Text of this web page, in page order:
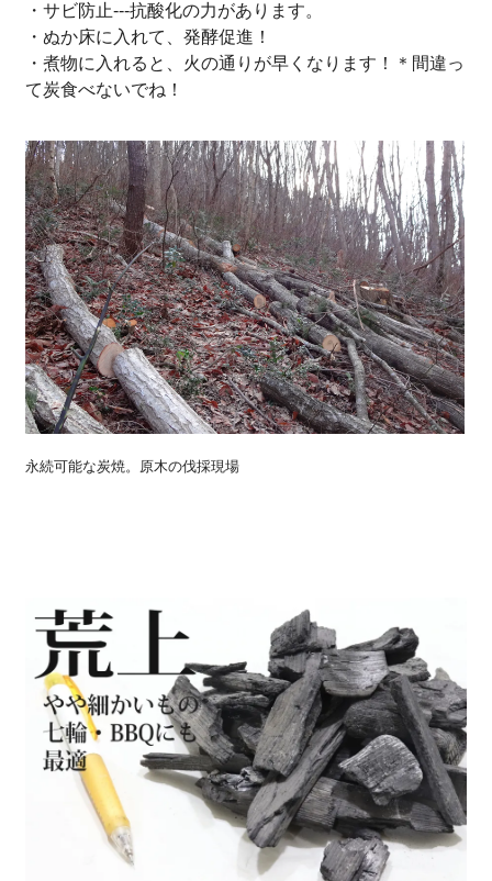
・サビ防止---抗酸化の力があります。
・ぬか床に入れて、発酵促進！
・煮物に入れると、火の通りが早くなります！＊間違っ
て炭食べないでね！
永続可能な炭焼。原木の伐採現場